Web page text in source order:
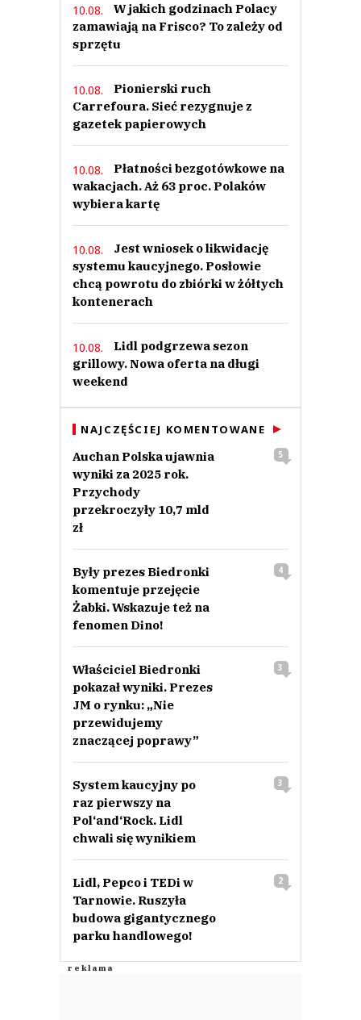
10.08.
W jakich godzinach Polacy
zamawiają na Frisco? To zależy od
sprzętu
10.08.
Pionierski ruch
Carrefoura. Sieć rezygnuje z
gazetek papierowych
10.08.
Płatności bezgotówkowe na
wakacjach. Aż 63 proc. Polaków
wybiera kartę
10.08.
Jest wniosek o likwidację
systemu kaucyjnego. Posłowie
chcą powrotu do zbiórki w żółtych
kontenerach
10.08.
Lidl podgrzewa sezon
grillowy. Nowa oferta na długi
weekend
NAJCZĘŚCIEJ KOMENTOWANE
Auchan Polska ujawnia
wyniki za 2025 rok.
Przychody
przekroczyły 10,7 mld
zł
5
Były prezes Biedronki
komentuje przejęcie
Żabki. Wskazuje też na
fenomen Dino!
4
Właściciel Biedronki
pokazał wyniki. Prezes
JM o rynku: „Nie
przewidujemy
znaczącej poprawy”
3
System kaucyjny po
raz pierwszy na
Pol‘and‘Rock. Lidl
chwali się wynikiem
3
Lidl, Pepco i TEDi w
Tarnowie. Ruszyła
budowa gigantycznego
parku handlowego!
2